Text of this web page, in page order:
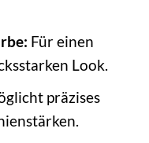
Für einen
Look.
präzises